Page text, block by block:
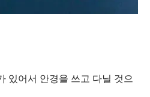
있어서 안경을 쓰고 다닐 것으